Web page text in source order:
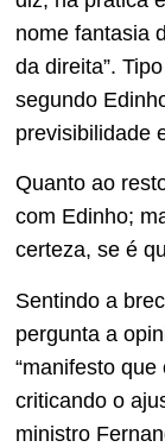
nome fantasia
da direita”.
segundo
previsibilidade
Quanto ao
com Edinho;
certeza, se é
Sentindo a
pergunta a
“manifesto
criticando o
ministro